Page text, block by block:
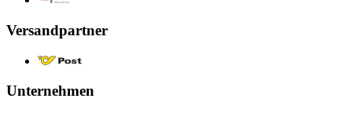
Versandpartner
Unternehmen